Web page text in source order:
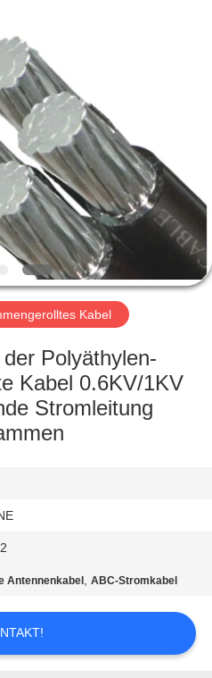
Kabel
Polyäthylen-
Kabel 0.6KV/1KV
Stromleitung
Antennenkabel ,ABC-Stromkabel